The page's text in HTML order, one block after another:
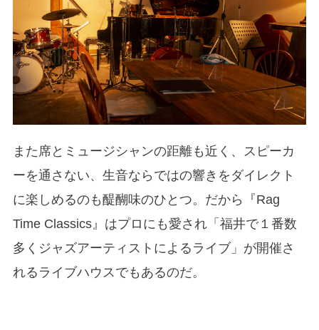
また席とミュージシャンの距離も近く、スピーカ
ーを通さない、生音ならではの響きをダイレクト
に楽しめるのも醍醐味のひとつ。だから『Rag
Time Classics』はプロにも愛され「福井で１番数
多くジャズアーティストによるライブ」が開催さ
れるライブハウスでもあるのだ。